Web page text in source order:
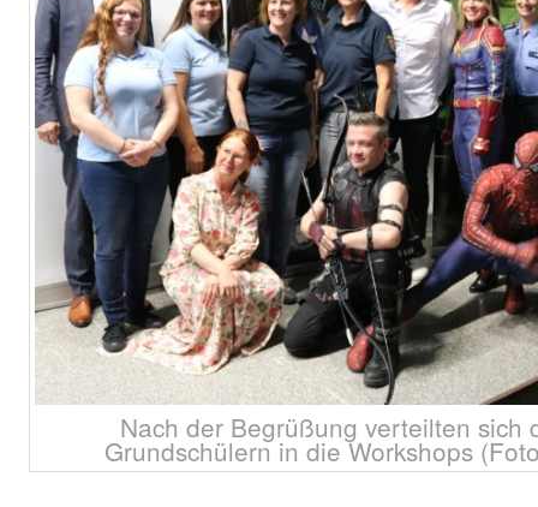
Nach der Begrüßung verteilten sich
Grundschülern in die Workshops